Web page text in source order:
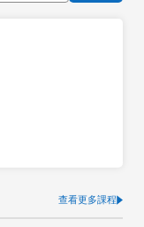
查看更多課程